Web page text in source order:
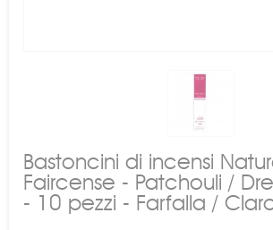
Bastoncini di incensi
Faircense - Patchouli /
- 10 pezzi - Farfalla /